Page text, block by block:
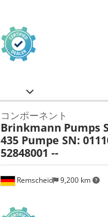
Remscheid 9,200 km
コンポーネント
Brinkmann Pumps
435 Pumpe SN:
52848001 --